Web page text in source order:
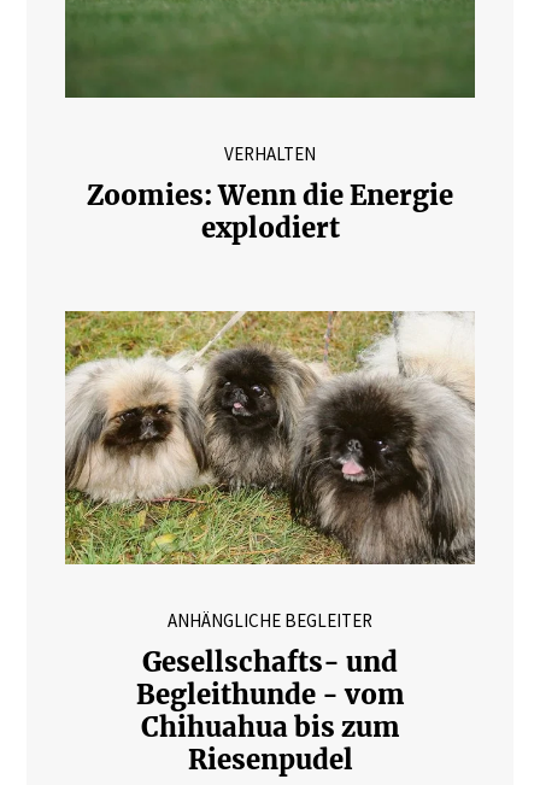
VERHALTEN
Zoomies: Wenn die Energie
explodiert
ANHÄNGLICHE BEGLEITER
Gesellschafts- und
Begleithunde - vom
Chihuahua bis zum
Riesenpudel